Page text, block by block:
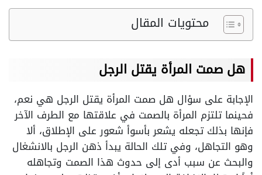
محتويات المقال
هل صمت المرأة يقتل الرجل
الإجابة على سؤال هل صمت المرأة يقتل الرجل هي نعم،
فحينما تلتزم المرأة بالصمت في علاقتها مع الطرف الآخر
فإنها بذلك تجعله يشعر بأسوأ شعور على الإطلاق، ألا
وهو التجاهل، وفي تلك الحالة يبدأ ذهن الرجل بالانشغال
والبحث عن سبب أدى إلى حدوث هذا الصمت وتجاهله